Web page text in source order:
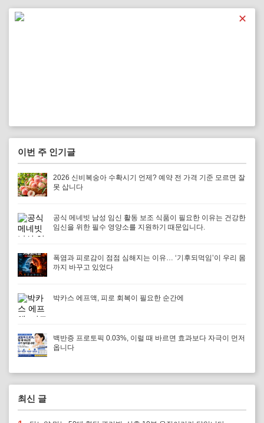
✕
이번 주 인기글
2026 신비복숭아 수확시기 언제? 예약 전 가격 기준 모르면 잘
못 삽니다
공식 메네빗 남성 임신 활동 보조 식품이 필요한 이유는 건강한
임신을 위한 필수 영양소를 지원하기 때문입니다.
폭염과 피로감이 점점 심해지는 이유… ‘기후되먹임’이 우리 몸
까지 바꾸고 있었다
박카스 에프액, 피로 회복이 필요한 순간에
백반증 프로토픽 0.03%, 이럴 때 바르면 효과보다 자극이 먼저
옵니다
최신 글